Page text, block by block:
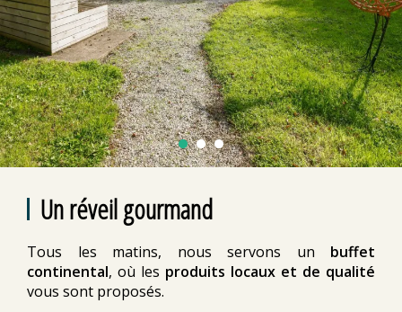
Un réveil gourmand
Tous les matins, nous servons un buffet
continental, où les produits locaux et de qualité
vous sont proposés.